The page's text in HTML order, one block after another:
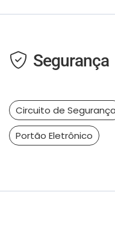
Segurança
Circuito de Segurança
Portão Eletrônico